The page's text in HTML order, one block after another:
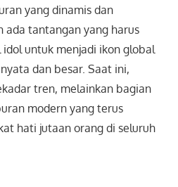
yang dinamis dan
ada tantangan yang harus
untuk menjadi ikon global
dan besar. Saat ini,
tren, melainkan bagian
modern yang terus
hati jutaan orang di seluruh